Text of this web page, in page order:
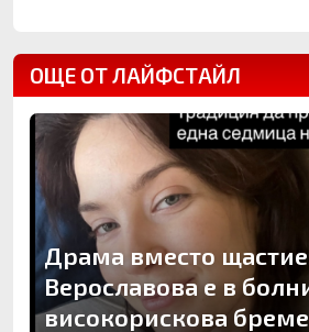
ОЩЕ ОТ ЛАЙФСТАЙЛ
Драма вместо
Верославова е в
високорискова